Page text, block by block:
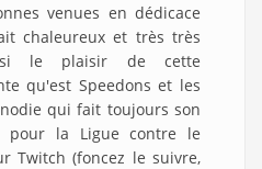
venues en dédicace
chaleureux et très très
le plaisir de cette
qu'est Speedons et les
qui fait toujours son
pour la Ligue contre le
Twitch (foncez le suivre,